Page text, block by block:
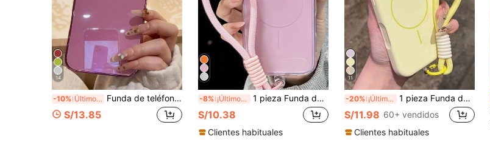
14
-10% Último día Funda de teléfono de vidrio sólido brillante con borde enchapado de lujo, adecuada para iPhone 17 Pro Max, 16, 15, 14, 13, 12, 11 Pro Max, con protección de lente, funda de teléfono sólida minimalista, linda y elegante, adecuada para iPhone 17 Pro Max, 16 Pro Max, 17 Pro, 15 Pro Max, 14 Pro Max, 13 Pro Max
S/13.85
-8% ¡Últimos 3 días 1 pieza Funda de teléfono de unicolor, minimalista, fresca, mate y transparente con cordón corto, compatible con iPhone 11/12/13/14/15/16/16 Pro Max, funda protectora de teléfono de carcasa suave y cómoda, compatible con iPhone 17/17 Pro/17 Pro Max/Air, diseño de funda de teléfono de moda, funda protectora de moda
S/10.38
Clientes habituales
11
-20% ¡Últimos 3 días 1 pieza Funda de teléfono magnética de silicona mate con estilo de cordón minimalista + correa de cordón corta compatible con iPhone 17 Air 16 15 14 13 12 Pro Max Plus, carga inalámbrica, funda trasera de silicona suave, regalo profesional de oficina
S/11.98 60+ vendidos
Clientes habituales